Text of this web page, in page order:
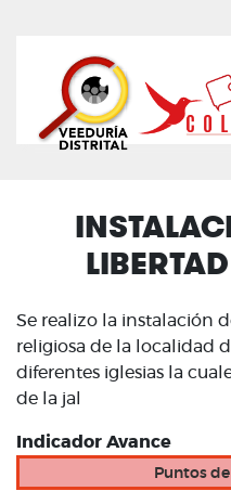
Se realizo la instalación
religiosa de la localidad
diferentes iglesias la
de la jal
Indicador Avance
Puntos de